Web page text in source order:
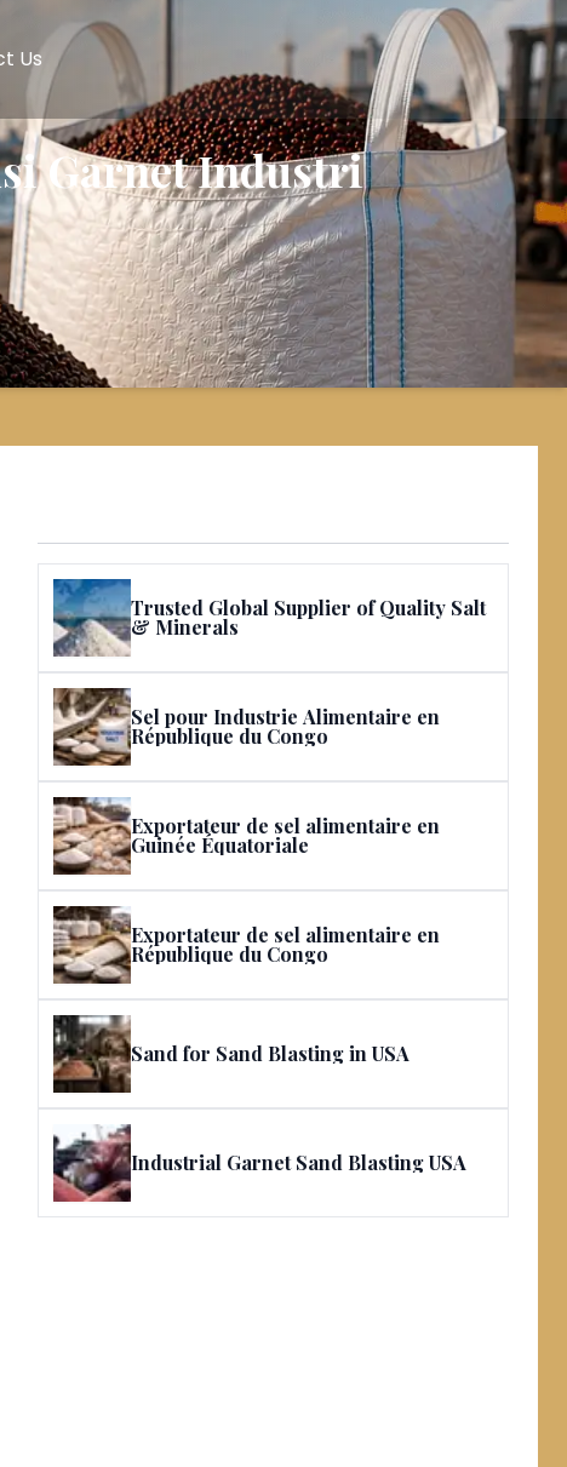
Us
Garnet Industri
Trusted Global Supplier of Quality Salt
& Minerals
Sel pour Industrie Alimentaire en
République du Congo
Exportateur de sel alimentaire en
Guinée Équatoriale
Exportateur de sel alimentaire en
République du Congo
Sand for Sand Blasting in USA
Industrial Garnet Sand Blasting USA